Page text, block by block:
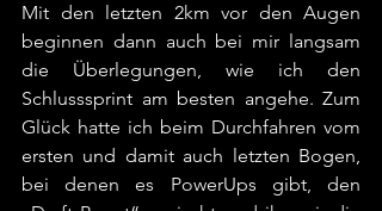
Mit den letzten 2km vor den Augen
beginnen dann auch bei mir langsam
die Überlegungen, wie ich den
Schlusssprint am besten angehe. Zum
Glück hatte ich beim Durchfahren vom
ersten und damit auch letzten Bogen,
bei denen es PowerUps gibt, den